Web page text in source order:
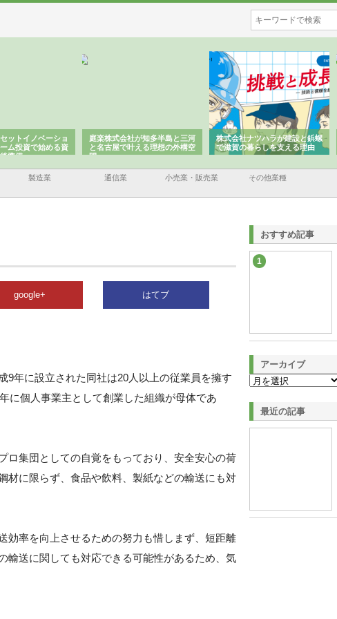
ットイノベーショ
ム投資で始める資
準備
庭楽株式会社が知多半島と三河
と名古屋で叶える理想の外構空
間
株式会社ナツハラが建設と鋲螺
で滋賀の暮らしを支える理由
製造業 通信業 小売業・販売業 その他業種
google+ はてブ
9年に設立された同社は20人以上の従業員を擁す
に個人事業主として創業した組織が母体であ
ロ集団としての自覚をもっており、安全安心の荷
材に限らず、食品や飲料、製紙などの輸送にも対
効率を向上させるための努力も惜しまず、短距離
輸送に関しても対応できる可能性があるため、気
おすすめ記事
1
アーカイブ
最近の記事